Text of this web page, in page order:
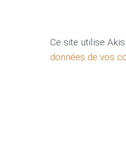
Ce site utilise
données de vos